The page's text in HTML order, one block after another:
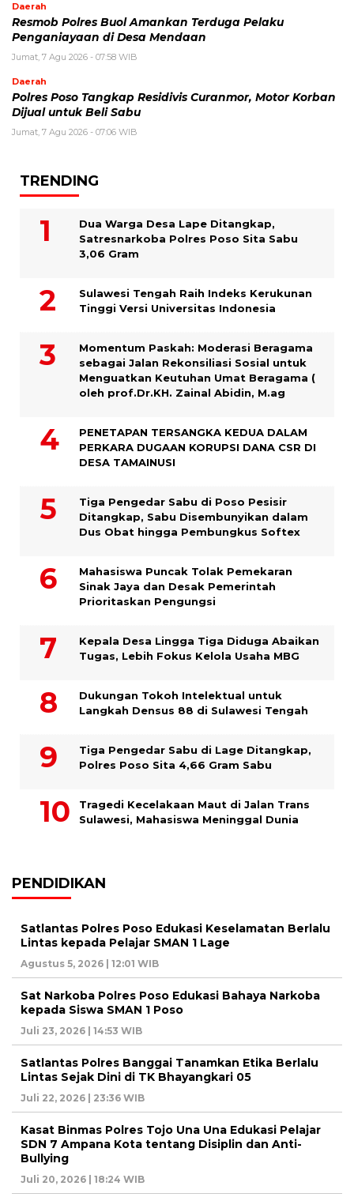
Daerah
Resmob Polres Buol Amankan Terduga Pelaku
Penganiayaan di Desa Mendaan
Jumat, 7 Agu 2026 - 07:58 WIB
Daerah
Polres Poso Tangkap Residivis Curanmor, Motor Korban
Dijual untuk Beli Sabu
Jumat, 7 Agu 2026 - 07:06 WIB
TRENDING
Dua Warga Desa Lape Ditangkap,
Satresnarkoba Polres Poso Sita Sabu
3,06 Gram
Sulawesi Tengah Raih Indeks Kerukunan
Tinggi Versi Universitas Indonesia
Momentum Paskah: Moderasi Beragama
sebagai Jalan Rekonsiliasi Sosial untuk
Menguatkan Keutuhan Umat Beragama (
oleh prof.Dr.KH. Zainal Abidin, M.ag
PENETAPAN TERSANGKA KEDUA DALAM
PERKARA DUGAAN KORUPSI DANA CSR DI
DESA TAMAINUSI
Tiga Pengedar Sabu di Poso Pesisir
Ditangkap, Sabu Disembunyikan dalam
Dus Obat hingga Pembungkus Softex
Mahasiswa Puncak Tolak Pemekaran
Sinak Jaya dan Desak Pemerintah
Prioritaskan Pengungsi
Kepala Desa Lingga Tiga Diduga Abaikan
Tugas, Lebih Fokus Kelola Usaha MBG
Dukungan Tokoh Intelektual untuk
Langkah Densus 88 di Sulawesi Tengah
Tiga Pengedar Sabu di Lage Ditangkap,
Polres Poso Sita 4,66 Gram Sabu
Tragedi Kecelakaan Maut di Jalan Trans
Sulawesi, Mahasiswa Meninggal Dunia
PENDIDIKAN
Satlantas Polres Poso Edukasi Keselamatan Berlalu
Lintas kepada Pelajar SMAN 1 Lage
Agustus 5, 2026 | 12:01 WIB
Sat Narkoba Polres Poso Edukasi Bahaya Narkoba
kepada Siswa SMAN 1 Poso
Juli 23, 2026 | 14:53 WIB
Satlantas Polres Banggai Tanamkan Etika Berlalu
Lintas Sejak Dini di TK Bhayangkari 05
Juli 22, 2026 | 23:36 WIB
Kasat Binmas Polres Tojo Una Una Edukasi Pelajar
SDN 7 Ampana Kota tentang Disiplin dan Anti-
Bullying
Juli 20, 2026 | 18:24 WIB